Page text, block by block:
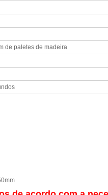
de paletes de madeira